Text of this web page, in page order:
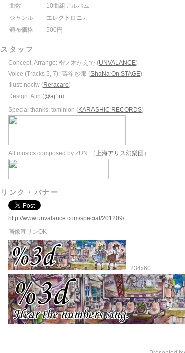
曲数
10曲組アルバム
ジャンル
エレクトロニカ
頒布価格
500円
スタッフ
Concept, Arrange: 楷ノ木かえで (UNVALANCE)
Voice (Tracks 5, 7): 高谷 紗那 (ShaNa On STAGE)
Illust: nociw (Reracaro)
Design: Ajin (@aj1n)
Special thanks: tominion (KARASHIC RECORDS)
All musics composed by ZUN （上海アリス幻樂団 ）
リンク・バナー
http://www.unvalance.com/special/201209/
画像直リンOK
: 234x60